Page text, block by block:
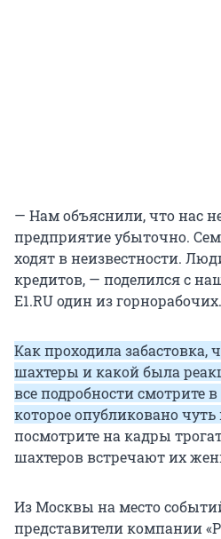
— Нам объяснили, что нас
предприятие убыточно.
ходят в неизвестности.
кредитов, — поделился с
E1.RU один из горнорабочих.
Как проходила забастовка,
шахтеры и какой была
все подробности смотрите
которое опубликовано
посмотрите на кадры
шахтеров встречают их
Из Москвы на место
представители компании